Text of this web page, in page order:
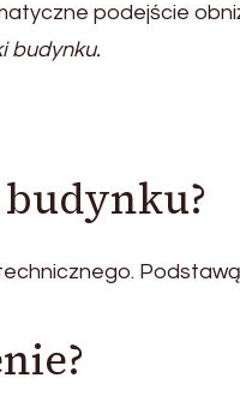
podejście
budynku.